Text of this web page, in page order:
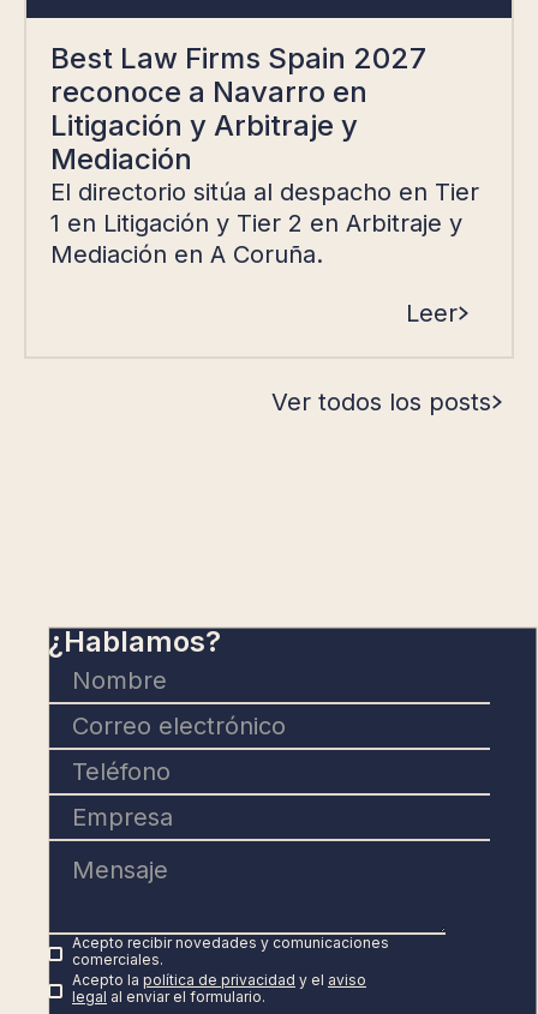
Best Law Firms Spain 2027
reconoce a Navarro en
Litigación y Arbitraje y
Mediación
El directorio sitúa al despacho en Tier
1 en Litigación y Tier 2 en Arbitraje y
Mediación en A Coruña.
Leer
Ver todos los posts
¿Hablamos?
Acepto recibir novedades y comunicaciones
comerciales.
Acepto la política de privacidad y el aviso
legal al enviar el formulario.